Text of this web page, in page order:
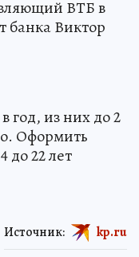
ВТБ в
банка Виктор
год, из них до 2
Оформить
до 22 лет
Источник: kp.ru